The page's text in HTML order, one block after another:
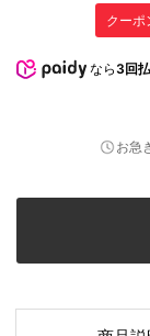
クーポ
なら 3回
お急